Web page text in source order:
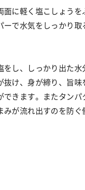
面に軽く塩こしょうを
ーで水気をしっかり取
をし、しっかり出た
抜け、身が締り、旨味
できます。またタンパ
みが流れ出すのを防ぐ